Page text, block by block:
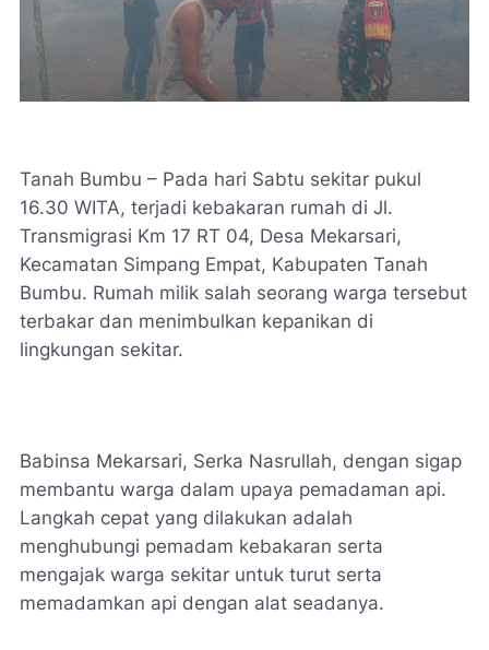
Tanah Bumbu – Pada hari Sabtu sekitar pukul
16.30 WITA, terjadi kebakaran rumah di Jl.
Transmigrasi Km 17 RT 04, Desa Mekarsari,
Kecamatan Simpang Empat, Kabupaten Tanah
Bumbu. Rumah milik salah seorang warga tersebut
terbakar dan menimbulkan kepanikan di
lingkungan sekitar.
Babinsa Mekarsari, Serka Nasrullah, dengan sigap
membantu warga dalam upaya pemadaman api.
Langkah cepat yang dilakukan adalah
menghubungi pemadam kebakaran serta
mengajak warga sekitar untuk turut serta
memadamkan api dengan alat seadanya.